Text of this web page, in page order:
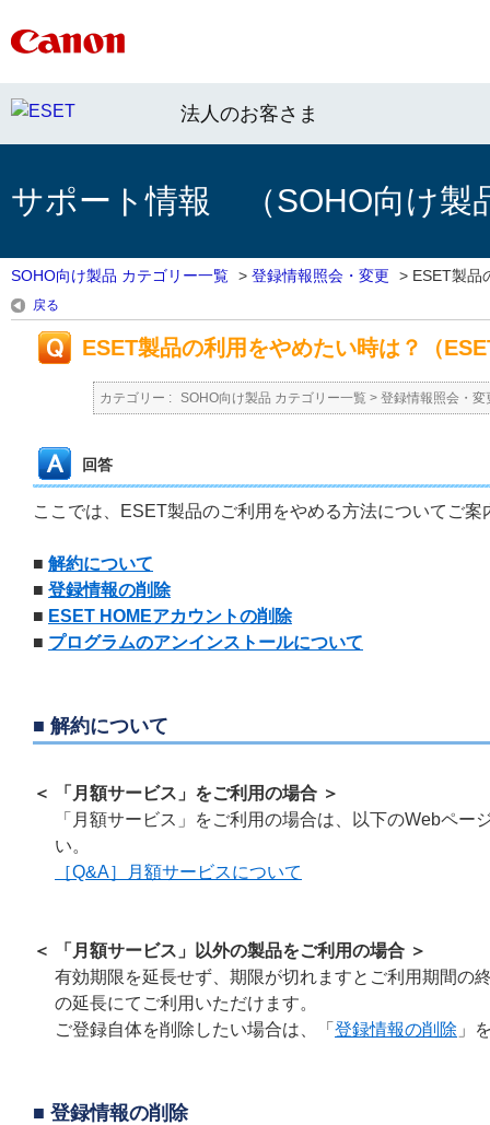
法人のお客さま
サポート情報 （SOHO向け製
SOHO向け製品 カテゴリー一覧 > 登録情報照会・変更 > ESET製品
戻る
ESET製品の利用をやめたい時は？（
カテゴリー : SOHO向け製品 カテゴリー一覧 > 登録情報照会・変
回答
ここでは、ESET製品のご利用をやめる方法についてご案
■ 解約について
■ 登録情報の削除
■ ESET HOMEアカウントの削除
■ プログラムのアンインストールについて
■ 解約について
＜ 「月額サービス」をご利用の場合 ＞
「月額サービス」をご利用の場合は、以下のWebペ
い。
［Q&A］月額サービスについて
＜ 「月額サービス」以外の製品をご利用の場合 ＞
有効期限を延長せず、期限が切れますとご利用期間の
の延長にてご利用いただけます。
ご登録自体を削除したい場合は、「 登録情報の削除 」
■ 登録情報の削除